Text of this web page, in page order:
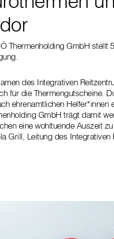
Thermenholding GmbH stellt
des Integrativen
für die Thermengutscheine.
ehrenamtlichen
GmbH trägt damit
eine wohltuende Auszeit
Grill, Leitung des Integrativen